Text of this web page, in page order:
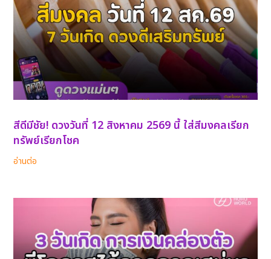
สีดีมีชัย! ดวงวันที่ 12 สิงหาคม 2569 นี้ ใส่สีมงคลเรียก
ทรัพย์เรียกโชค
อ่านต่อ